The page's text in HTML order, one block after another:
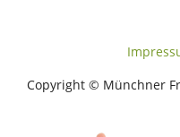
Copyright © Münchner